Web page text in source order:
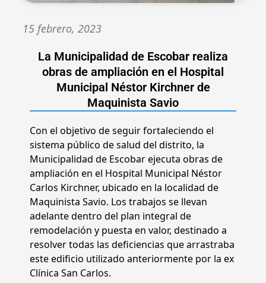
15 febrero, 2023
La Municipalidad de Escobar realiza
obras de ampliación en el Hospital
Municipal Néstor Kirchner de
Maquinista Savio
Con el objetivo de seguir fortaleciendo el
sistema público de salud del distrito, la
Municipalidad de Escobar ejecuta obras de
ampliación en el Hospital Municipal Néstor
Carlos Kirchner, ubicado en la localidad de
Maquinista Savio. Los trabajos se llevan
adelante dentro del plan integral de
remodelación y puesta en valor, destinado a
resolver todas las deficiencias que arrastraba
este edificio utilizado anteriormente por la ex
Clínica San Carlos.